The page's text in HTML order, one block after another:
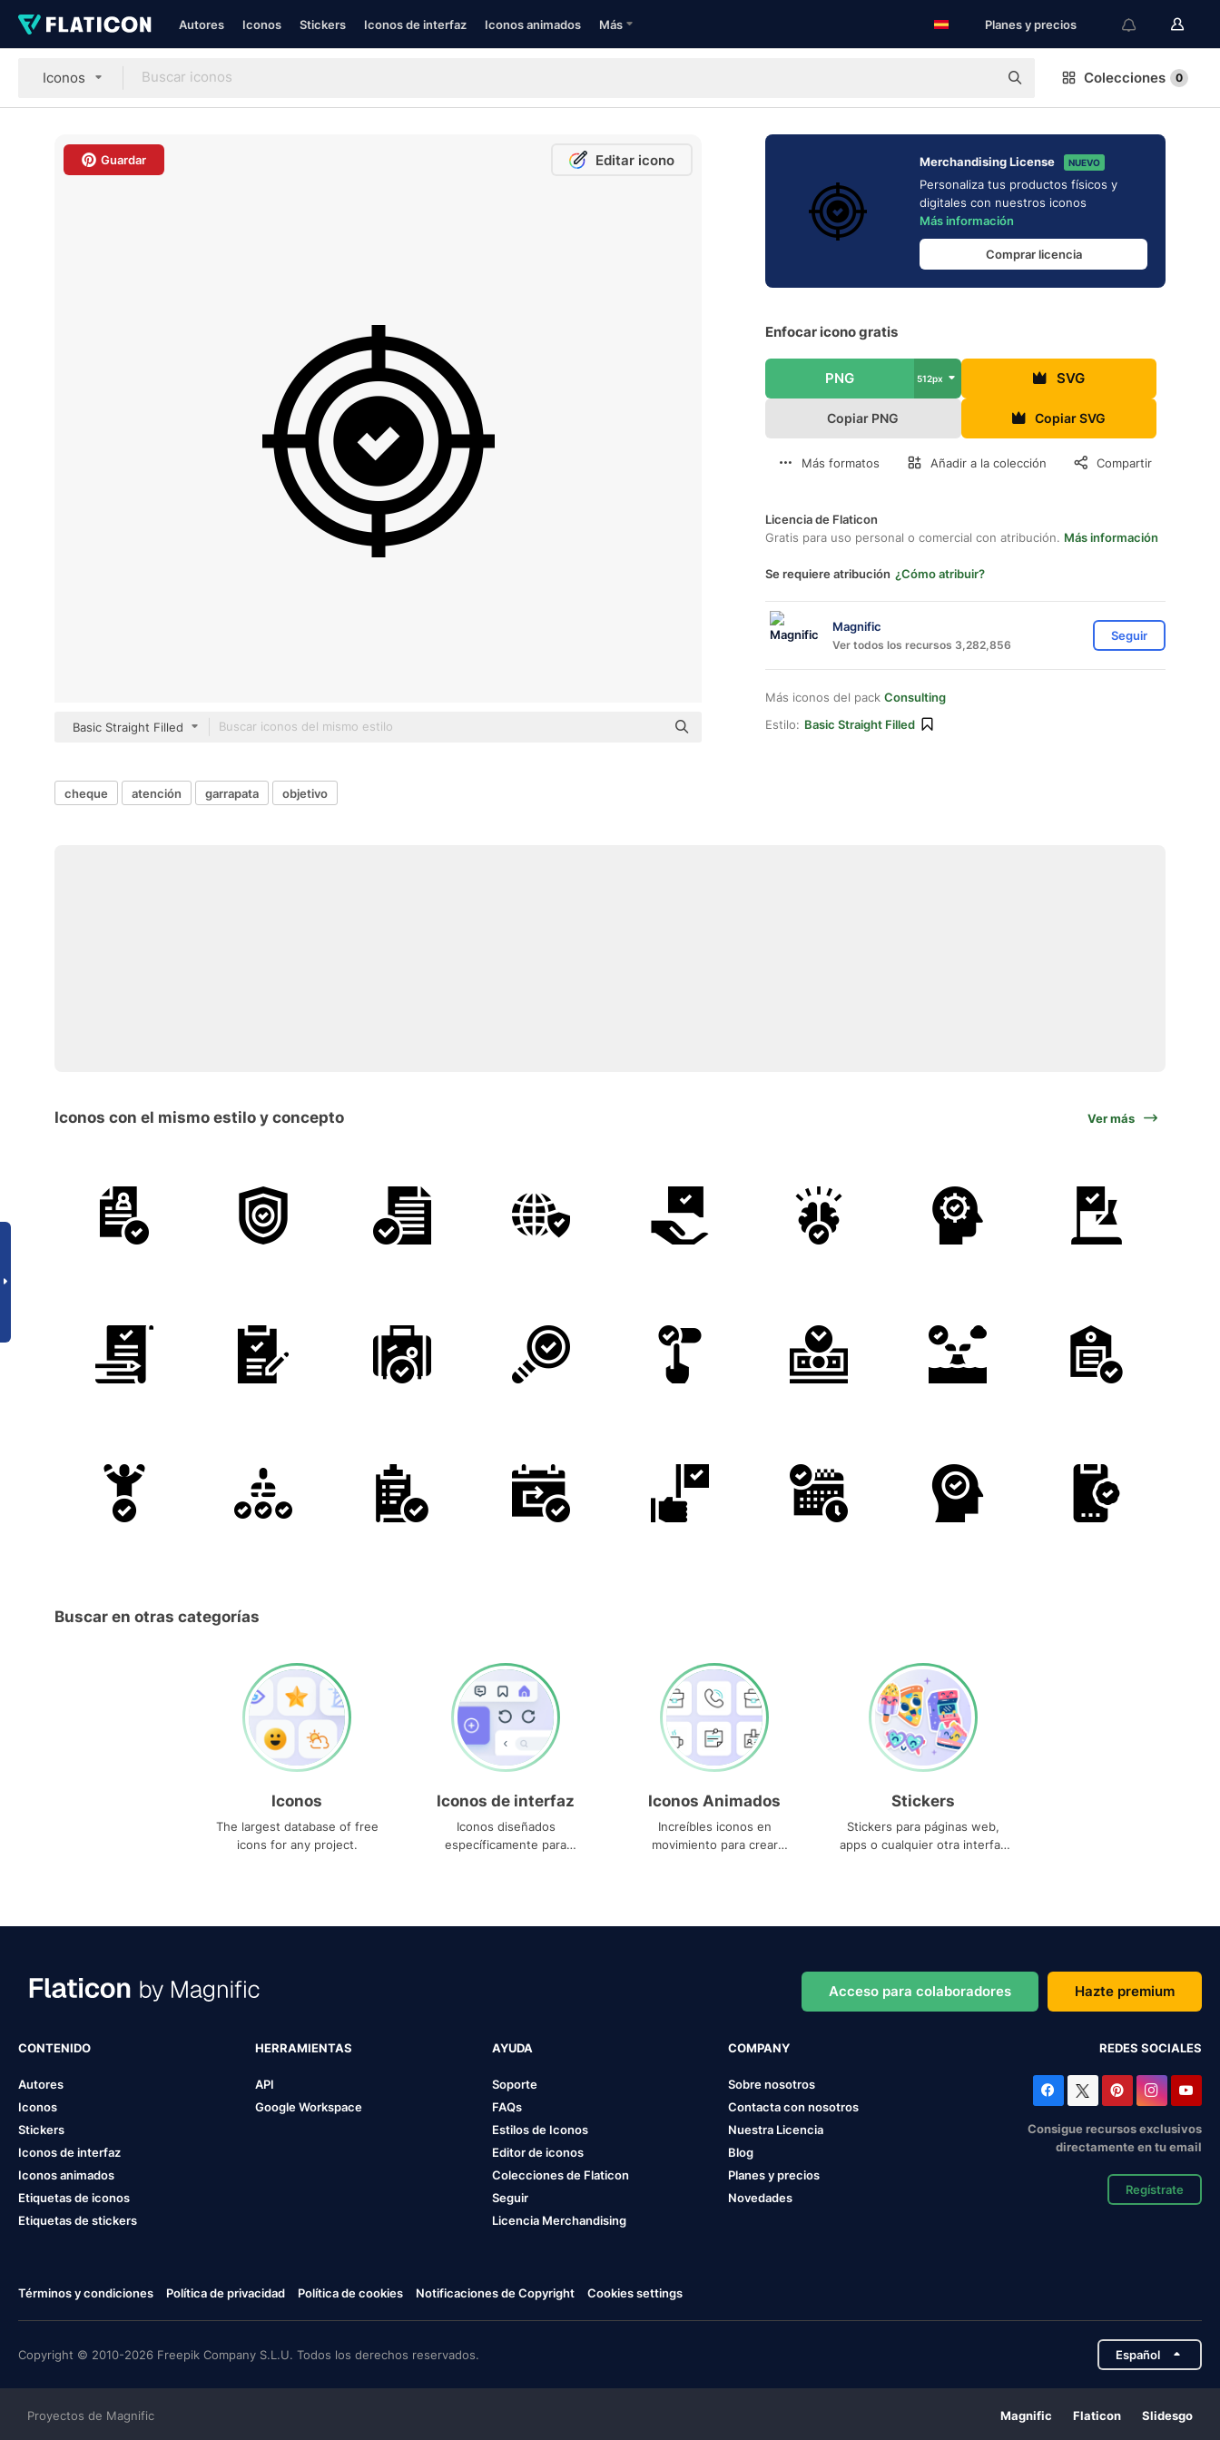
Autores Iconos Stickers Iconos de interfaz Iconos animados Más Planes y precios
Iconos Colecciones 0
Guardar Editar icono
Basic Straight Filled
Merchandising License NUEVO
Personaliza tus productos físicos y
digitales con nuestros iconos
Más información
Comprar licencia
Enfocar icono gratis
PNG 512px SVG
Copiar PNG Copiar SVG
Más formatos Añadir a la colección Compartir
Licencia de Flaticon
Gratis para uso personal o comercial con atribución. Más información
Se requiere atribución ¿Cómo atribuir?
Magnific
Ver todos los recursos 3,282,856
Seguir
Más iconos del pack Consulting
Estilo: Basic Straight Filled
cheque atención garrapata objetivo
Iconos con el mismo estilo y concepto Ver más
Buscar en otras categorías
Iconos
The largest database of free
icons for any project.
Iconos de interfaz
Iconos diseñados
específicamente para
Iconos Animados
Increíbles iconos en
movimiento para crear
Stickers
Stickers para páginas web,
apps o cualquier otra interfaz
Acceso para colaboradores Hazte premium
CONTENIDO
Autores
Iconos
Stickers
Iconos de interfaz
Iconos animados
Etiquetas de iconos
Etiquetas de stickers
HERRAMIENTAS
API
Google Workspace
AYUDA
Soporte
FAQs
Estilos de Iconos
Editor de iconos
Colecciones de Flaticon
Seguir
Licencia Merchandising
COMPANY
Sobre nosotros
Contacta con nosotros
Nuestra Licencia
Blog
Planes y precios
Novedades
REDES SOCIALES
Consigue recursos exclusivos
directamente en tu email
Regístrate
Términos y condiciones Política de privacidad Política de cookies Notificaciones de Copyright Cookies settings
Copyright © 2010-2026 Freepik Company S.L.U. Todos los derechos reservados. Español
Proyectos de Magnific Magnific Flaticon Slidesgo